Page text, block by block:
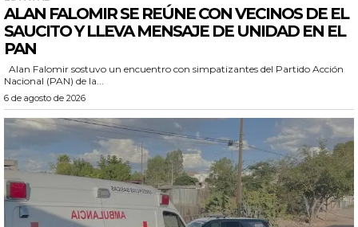
ALAN FALOMIR SE REÚNE CON VECINOS DE EL
SAUCITO Y LLEVA MENSAJE DE UNIDAD EN EL
PAN
Nacional (PAN) de la...
6 de agosto de 2026